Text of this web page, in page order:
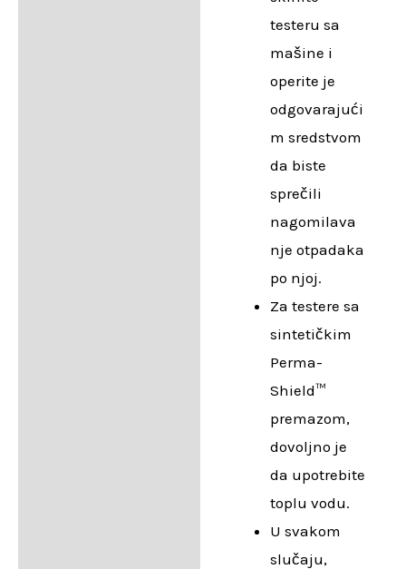
testeru sa
mašine i
operite je
odgovarajući
m sredstvom
da biste
sprečili
nagomilava
nje otpadaka
po njoj.
Za testere sa
sintetičkim
Perma-
Shield™
premazom,
dovoljno je
da upotrebite
toplu vodu.
U svakom
slučaju,